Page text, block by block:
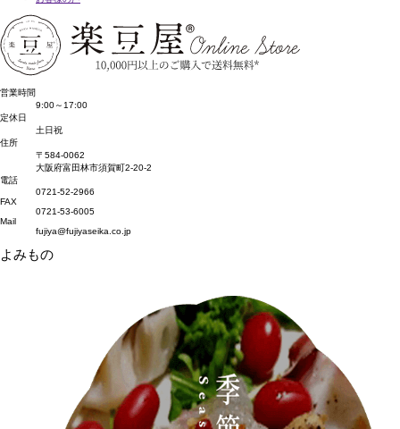
営業時間
9:00～17:00
定休日
土日祝
住所
〒584-0062
大阪府富田林市須賀町2-20-2
電話
0721-52-2966
FAX
0721-53-6005
Mail
fujiya@fujiyaseika.co.jp
よみもの